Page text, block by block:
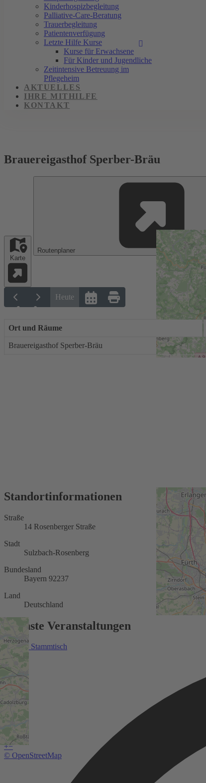
Kinderhospizbegleitung
Palliative-Care-Beratung
Trauerbegleitung
Patientenverfügung
Letzte Hilfe Kurse
Kurse für Erwachsene
Für Kinder und Jugendliche
Zeitintensive Betreuung im
Pflegeheim
AKTUELLES
IHRE MITHILFE
KONTAKT
Brauereigasthof Sperber-Bräu
Karte
Routenplaner
Heute
Ort und Räume
00:00 01:00
Brauereigasthof Sperber-Bräu
+−
© OpenStreetMap
Standortinformationen
Straße
14 Rosenberger Straße
Stadt
Sulzbach-Rosenberg
Bundesland
Bayern 92237
Land
Deutschland
Nächste Veranstaltungen
Trauer - Stammtisch